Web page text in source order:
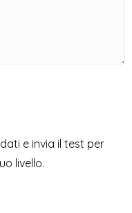
e invia il test per
livello.